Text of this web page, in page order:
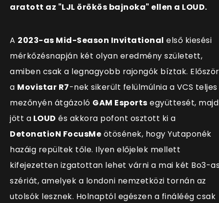
aratott az "LJL örökös bajnoka" ellen a LOUD.
A 2023-as Mid-Season Invitational első kiesési
mérkőzésnapján két olyan eredmény született,
amiben csak a legnagyobb rajongók bíztak. Először
a Movistar R7-nek sikerült felülmúlnia a VCS teljes
mezőnyén átgázoló GAM Esports együttesét, majd
jött a LOUD és akkora pofont osztott ki a
DetonatioN FocusMe ötösének, hogy Yutaponék
hazáig repültek tőle. Ilyen előjelek mellett
kifejezetten izgatottan lehet várni a mai két Bo3-
szériát, amelyek a londoni nemzetközi tornán az
utolsók lesznek. Holnaptól egészen a fináléég csak